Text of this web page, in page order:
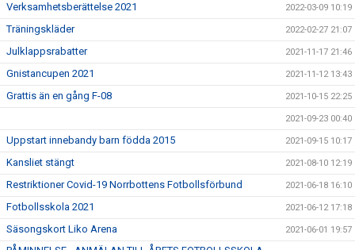
Verksamhetsberättelse 2021 2022-03-09 10:19
Träningskläder 2022-02-27 21:07
Julklappsrabatter 2021-11-17 21:46
Gnistancupen 2021 2021-11-12 13:43
Grattis än en gång F-08 2021-10-15 22:25
2021-09-23 00:40
Uppstart innebandy barn födda 2015 2021-09-15 10:17
Kansliet stängt 2021-08-10 12:19
Restriktioner Covid-19 Norrbottens Fotbollsförbund 2021-06-18 16:10
Fotbollsskola 2021 2021-06-12 17:18
Säsongskort Liko Arena 2021-06-01 19:57